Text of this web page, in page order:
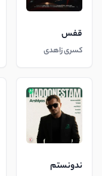
قفس
کسری زاهدی
ندونستم